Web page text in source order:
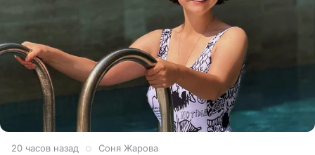
20 часов назад Соня Жарова